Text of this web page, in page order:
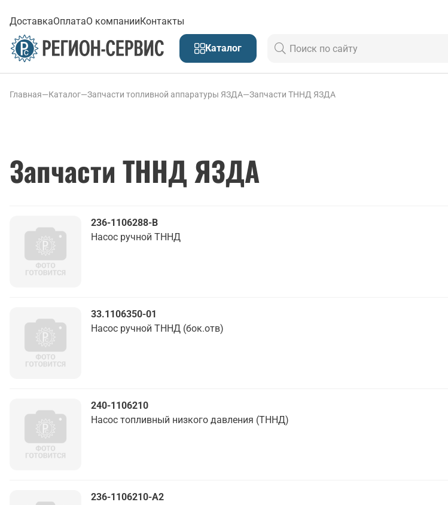
ДоставкаОплатаО компанииКонтакты
Каталог
Главная—Каталог—Запчасти топливной аппаратуры ЯЗДА—Запчасти ТННД ЯЗДА
Запчасти ТННД ЯЗДА
236-1106288-В
Насос ручной ТННД
33.1106350-01
Насос ручной ТННД (бок.отв)
240-1106210
Насос топливный низкого давления (ТННД)
236-1106210-А2